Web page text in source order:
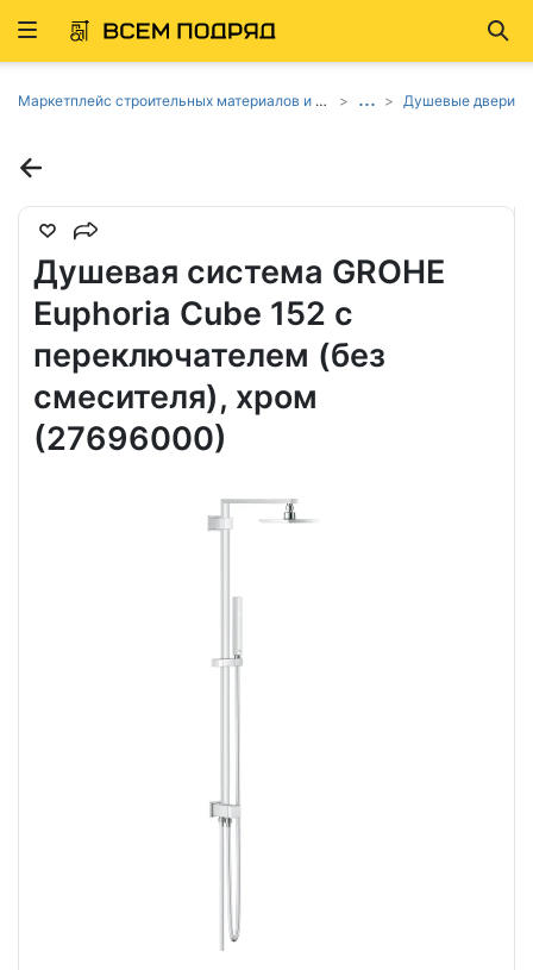
Развернуть
Маркетплейс строительных материалов и товаров ... Душевые двери
Душевая система GROHE
Euphoria Cube 152 с
переключателем (без
смесителя), хром
(27696000)